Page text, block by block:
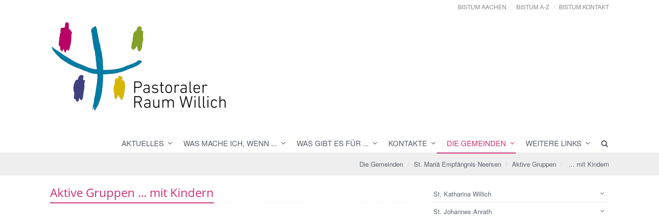
BISTUM AACHEN BISTUM A-Z BISTUM KONTAKT
AKTUELLES WAS MACHE ICH, WENN ... WAS GIBT ES FÜR ... KONTAKTE DIE GEMEINDEN WEITERE LINKS
Die Gemeinden St. Mariä Empfängnis Neersen Aktive Gruppen ... mit Kindern
Aktive Gruppen ... mit Kindern
St. Katharina Willich
St. Johannes Anrath